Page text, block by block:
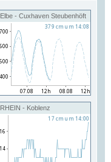
Elbe - Cuxhaven Steubenhöft
RHEIN - Koblenz